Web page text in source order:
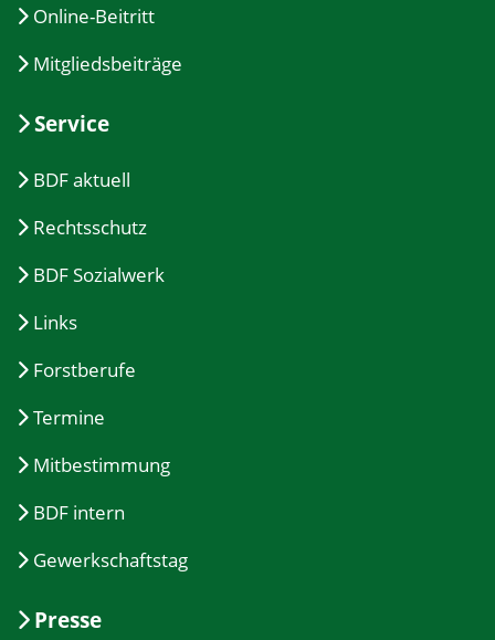
Online-Beitritt
Mitgliedsbeiträge
Service
BDF aktuell
Rechtsschutz
BDF Sozialwerk
Links
Forstberufe
Termine
Mitbestimmung
BDF intern
Gewerkschaftstag
Presse